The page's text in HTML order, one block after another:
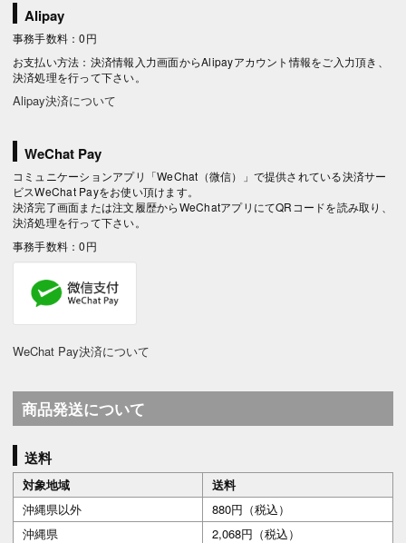
Alipay
事務手数料：0円
お支払い方法：決済情報入力画面からAlipayアカウント情報をご入力頂き、
決済処理を行って下さい。
Alipay決済について
WeChat Pay
コミュニケーションアプリ「WeChat（微信）」で提供されている決済サー
ビスWeChat Payをお使い頂けます。
決済完了画面または注文履歴からWeChatアプリにてQRコードを読み取り、
決済処理を行って下さい。
事務手数料：0円
WeChat Pay決済について
商品発送について
送料
対象地域
送料
沖縄県以外
880円（税込）
沖縄県
2,068円（税込）